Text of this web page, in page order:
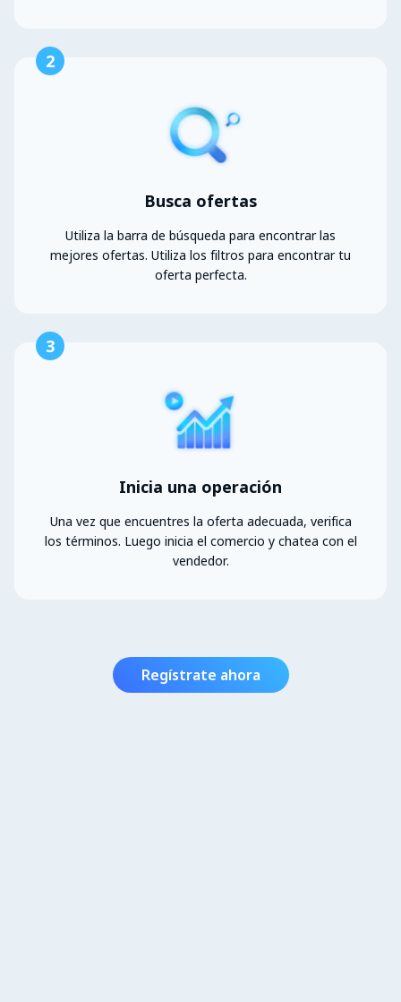
2
Busca ofertas
Utiliza la barra de búsqueda para encontrar las
mejores ofertas. Utiliza los filtros para encontrar tu
oferta perfecta.
3
Inicia una operación
Una vez que encuentres la oferta adecuada, verifica
los términos. Luego inicia el comercio y chatea con el
vendedor.
Regístrate ahora